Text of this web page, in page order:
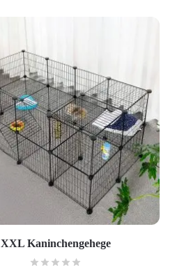
XXL Kaninchengehege